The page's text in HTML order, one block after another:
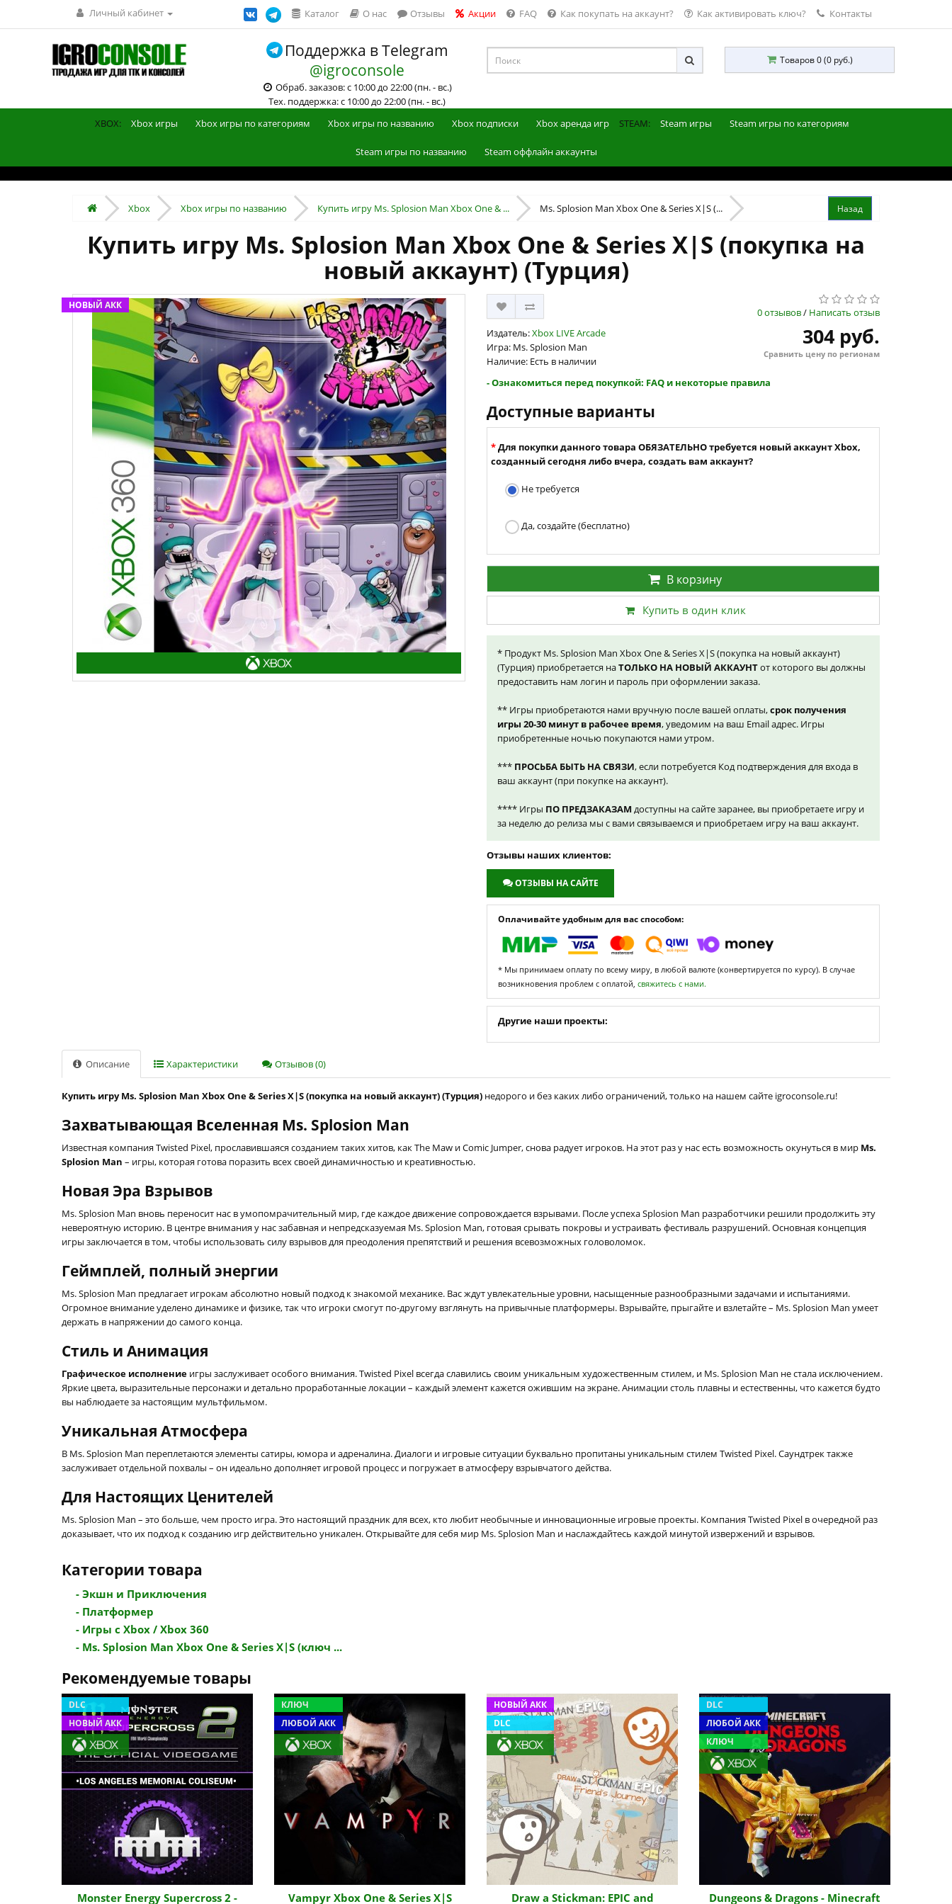
Личный кабинет Каталог О нас Отзывы Акции FAQ Как покупать на аккаунт? Как активировать ключ? Контакты
Поддержка в Telegram
@igroconsole
Обраб. заказов: с 10:00 до 22:00 (пн. - вс.)
Тех. поддержка: с 10:00 до 22:00 (пн. - вс.)
Товаров 0 (0 руб.)
XBOX: Xbox игры Xbox игры по категориям Xbox игры по названию Xbox подписки Xbox аренда игр STEAM: Steam игры Steam игры по категориям
Steam игры по названию Steam оффлайн аккаунты
Xbox Xbox игры по названию Купить игру Ms. Splosion Man Xbox One & ... Ms. Splosion Man Xbox One & Series X|S (...
Купить игру Ms. Splosion Man Xbox One & Series X|S (покупка на
новый аккаунт) (Турция)
НОВЫЙ АКК
0 отзывов/ Написать отзыв
Издатель:Xbox LIVE Arcade
Игра: Ms. Splosion Man
Наличие: Есть в наличии
304 руб.
Сравнить цену по регионам
- Ознакомиться перед покупкой: FAQ и некоторые правила
Доступные варианты
Для покупки данного товара ОБЯЗАТЕЛЬНО требуется новый аккаунт Xbox,
созданный сегодня либо вчера, создать вам аккаунт?
Не требуется
Да, создайте (бесплатно)
В корзину
Купить в один клик
* Продукт Ms. Splosion Man Xbox One & Series X|S (покупка на новый аккаунт)
(Турция) приобретается наТОЛЬКО НА НОВЫЙ АККАУНТот которого вы должны
предоставить нам логин и пароль при оформлении заказа.
** Игры приобретаются нами вручную после вашей оплаты,срок получения
игры 20-30 минут в рабочее время, уведомим на ваш Email адрес. Игры
приобретенные ночью покупаются нами утром.
*** ПРОСЬБА БЫТЬ НА СВЯЗИ, если потребуется Код подтверждения для входа в
ваш аккаунт (при покупке на аккаунт).
**** Игры ПО ПРЕДЗАКАЗАМ доступны на сайте заранее, вы приобретаете игру и
за неделю до релиза мы с вами связываемся и приобретаем игру на ваш аккаунт.
Отзывы наших клиентов:
ОТЗЫВЫ НА САЙТЕ
Оплачивайте удобным для вас способом:
* Мы принимаем оплату по всему миру, в любой валюте (конвертируется по курсу). В случае
возникновения проблем с оплатой, свяжитесь с нами.
Другие наши проекты:
Описание Характеристики Отзывов (0)
Купить игру Ms. Splosion Man Xbox One & Series X|S (покупка на новый аккаунт) (Турция) недорого и без каких либо ограничений, только на нашем сайте igroconsole.ru!
Захватывающая Вселенная Ms. Splosion Man
Известная компания Twisted Pixel, прославившаяся созданием таких хитов, как The Maw и Comic Jumper, снова радует игроков. На этот раз у нас есть возможность окунуться в мир Ms.
Splosion Man – игры, которая готова поразить всех своей динамичностью и креативностью.
Новая Эра Взрывов
Ms. Splosion Man вновь переносит нас в умопомрачительный мир, где каждое движение сопровождается взрывами. После успеха Splosion Man разработчики решили продолжить эту
невероятную историю. В центре внимания у нас забавная и непредсказуемая Ms. Splosion Man, готовая срывать покровы и устраивать фестиваль разрушений. Основная концепция
игры заключается в том, чтобы использовать силу взрывов для преодоления препятствий и решения всевозможных головоломок.
Геймплей, полный энергии
Ms. Splosion Man предлагает игрокам абсолютно новый подход к знакомой механике. Вас ждут увлекательные уровни, насыщенные разнообразными задачами и испытаниями.
Огромное внимание уделено динамике и физике, так что игроки смогут по-другому взглянуть на привычные платформеры. Взрывайте, прыгайте и взлетайте – Ms. Splosion Man умеет
держать в напряжении до самого конца.
Стиль и Анимация
Графическое исполнение игры заслуживает особого внимания. Twisted Pixel всегда славились своим уникальным художественным стилем, и Ms. Splosion Man не стала исключением.
Яркие цвета, выразительные персонажи и детально проработанные локации – каждый элемент кажется ожившим на экране. Анимации столь плавны и естественны, что кажется будто
вы наблюдаете за настоящим мультфильмом.
Уникальная Атмосфера
В Ms. Splosion Man переплетаются элементы сатиры, юмора и адреналина. Диалоги и игровые ситуации буквально пропитаны уникальным стилем Twisted Pixel. Саундтрек также
заслуживает отдельной похвалы – он идеально дополняет игровой процесс и погружает в атмосферу взрывчатого действа.
Для Настоящих Ценителей
Ms. Splosion Man – это больше, чем просто игра. Это настоящий праздник для всех, кто любит необычные и инновационные игровые проекты. Компания Twisted Pixel в очередной раз
доказывает, что их подход к созданию игр действительно уникален. Открывайте для себя мир Ms. Splosion Man и наслаждайтесь каждой минутой извержений и взрывов.
Категории товара
- Экшн и Приключения
- Платформер
- Игры с Xbox / Xbox 360
- Ms. Splosion Man Xbox One & Series X|S (ключ ...
Рекомендуемые товары
DLC
НОВЫЙ АКК
Monster Energy Supercross 2 -
КЛЮЧ
ЛЮБОЙ АКК
Vampyr Xbox One & Series X|S
НОВЫЙ АКК
DLC
Draw a Stickman: EPIC and
DLC
ЛЮБОЙ АКК
КЛЮЧ
Dungeons & Dragons - Minecraft